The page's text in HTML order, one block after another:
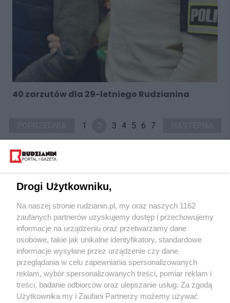
40 zarzutów dla 29-letniego Rudzianina
1 3 4 5 6 7
Wydawca mediów lokalnych
Nie zapomnij
zapoznać się z:
polityką prywatności regulamin korzystania z portali
Twojemiasto Skontaktuj sięz nami
Drogi Użytkowniku,
Na naszej stronie rudzianin.pl, my oraz naszych 1162
zaufanych partnerów uzyskujemy dostęp i przechowujemy
informacje na urządzeniu oraz przetwarzamy dane
osobowe, takie jak unikalne identyfikatory, standardowe
informacje wysyłane przez urządzenie czy dane
przeglądania w celu zapewniania spersonalizowanych
reklam, wybór spersonalizowanych treści, pomiar reklam i
treści, badanie odbiorców oraz ulepszanie usług. Za zgodą
Użytkownika my i Zaufani Partnerzy możemy używać